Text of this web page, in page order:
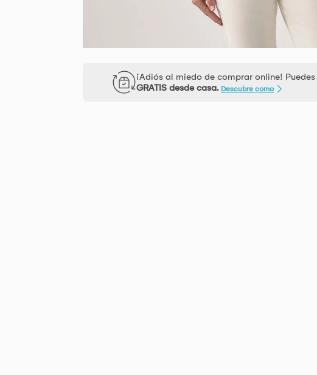
¡Adiós al miedo de comprar online! Puedes
GRATIS desde casa. Descubre como